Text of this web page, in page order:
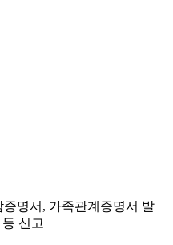
증명서, 가족관계증명서 발
등 신고